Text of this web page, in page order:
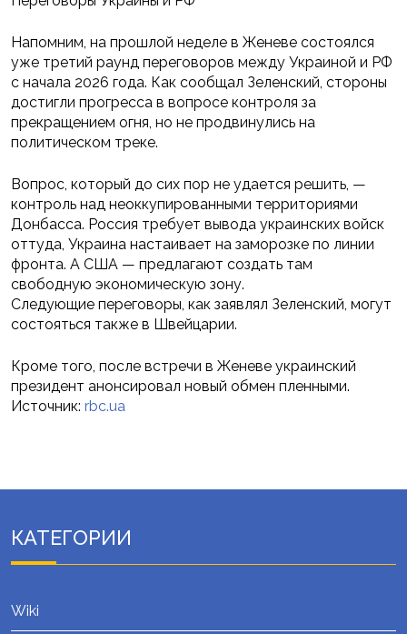
Напомним, на прошлой неделе в Женеве состоялся
уже третий раунд переговоров между Украиной и РФ
с начала 2026 года. Как сообщал Зеленский, стороны
достигли прогресса в вопросе контроля за
прекращением огня, но не продвинулись на
политическом треке.
Вопрос, который до сих пор не удается решить, —
контроль над неоккупированными территориями
Донбасса. Россия требует вывода украинских войск
оттуда, Украина настаивает на заморозке по линии
фронта. А США — предлагают создать там
свободную экономическую зону.
Следующие переговоры, как заявлял Зеленский, могут
состояться также в Швейцарии.
Кроме того, после встречи в Женеве украинский
президент анонсировал новый обмен пленными.
Источник: rbc.ua
КАТЕГОРИИ
Wiki